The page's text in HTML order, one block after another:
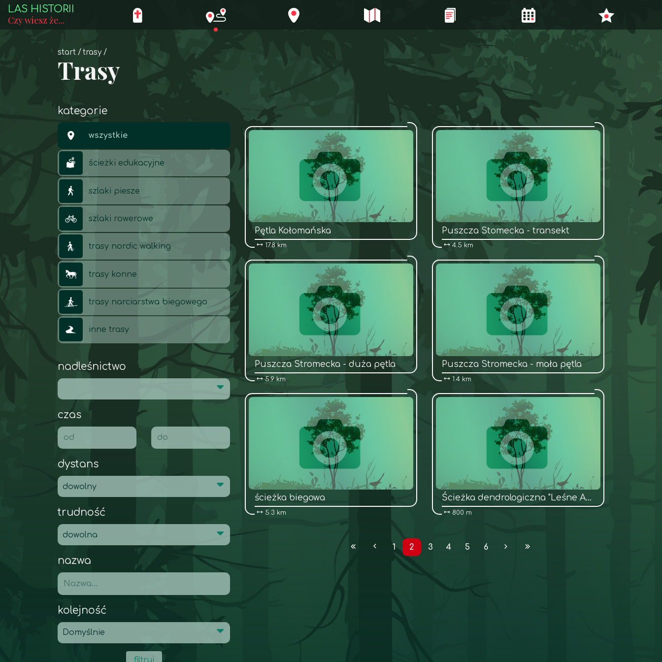
LAS HISTORII
Czy wiesz że...
start trasy
Trasy
kategorie
Pętla Kołomańska
17.8 km
Puszcza Stomecka - transekt
4.5 km
Puszcza Stromecka - duża pętla
5.9 km
Puszcza Stromecka - mała pętla
1.4 km
ścieżka biegowa
5.3 km
Ścieżka dendrologiczna "Leśne ABC"
800 m
1 2 3 4 5 6
wszystkie
ścieżki edukacyjne
szlaki piesze
szlaki rowerowe
trasy nordic walking
trasy konne
trasy narciarstwa biegowego
inne trasy
nadleśnictwo
czas
dystans
trudność
nazwa
kolejność
filtruj